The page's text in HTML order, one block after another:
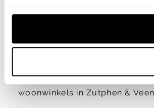
aan metaal. Naast het
in de duisternis, voegt een
ook gezelligheid en warmte
interieur. Ontdek de complete
witte vloerlampen online of in
woonwinkels in Zutphen &